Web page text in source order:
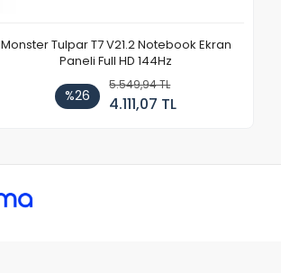
Monster Tulpar T7 V21.2 Notebook Ekran
Paneli Full HD 144Hz
%26
5.549,94 TL
4.111,07 TL